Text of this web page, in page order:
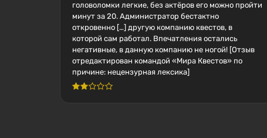
головоломки легкие, без актёров его можно пройти
минут за 20. Администратор бестактно
откровенно […] другую компанию квестов, в
которой сам работал. Впечатления остались
негативные, в данную компанию не ногой! [Отзыв
отредактирован командой «Мира Квестов» по
причине: нецензурная лексика]